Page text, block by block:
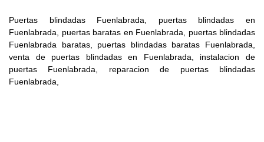
Puertas blindadas Fuenlabrada, puertas blindadas en
Fuenlabrada, puertas baratas en Fuenlabrada, puertas blindadas
Fuenlabrada baratas, puertas blindadas baratas Fuenlabrada,
venta de puertas blindadas en Fuenlabrada, instalacion de
puertas Fuenlabrada, reparacion de puertas blindadas
Fuenlabrada,